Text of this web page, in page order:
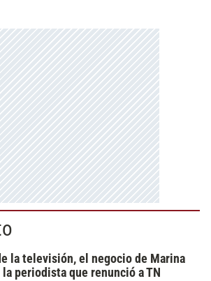
la televisión, el negocio de Marina
periodista que renunció a TN